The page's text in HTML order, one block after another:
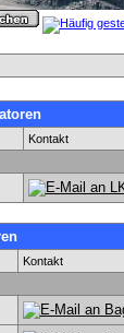
Kontakt
Kontakt